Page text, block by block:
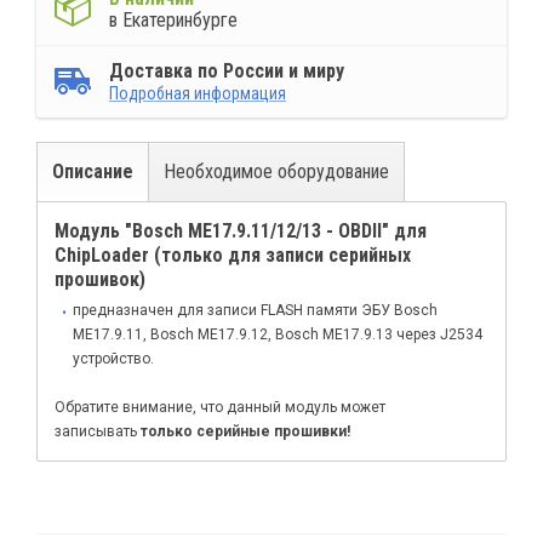
в Екатеринбурге
Доставка по России и миру
Подробная информация
Описание Необходимое оборудование
Модуль "Bosch ME17.9.11/12/13 - OBDII" для
ChipLoader (только для записи серийных
прошивок)
предназначен для записи FLASH памяти ЭБУ Bosch
ME17.9.11, Bosch ME17.9.12, Bosch ME17.9.13 через J2534
устройство.
Обратите внимание, что данный модуль может
записывать только серийные прошивки!